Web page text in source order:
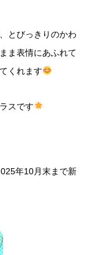
とびっきりのかわ
ま表情にあふれて
くれます
スです
年10月末まで新